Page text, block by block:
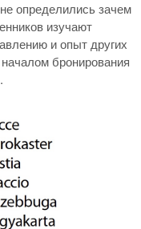
определились зачем
изучают
и опыт других
бронирования